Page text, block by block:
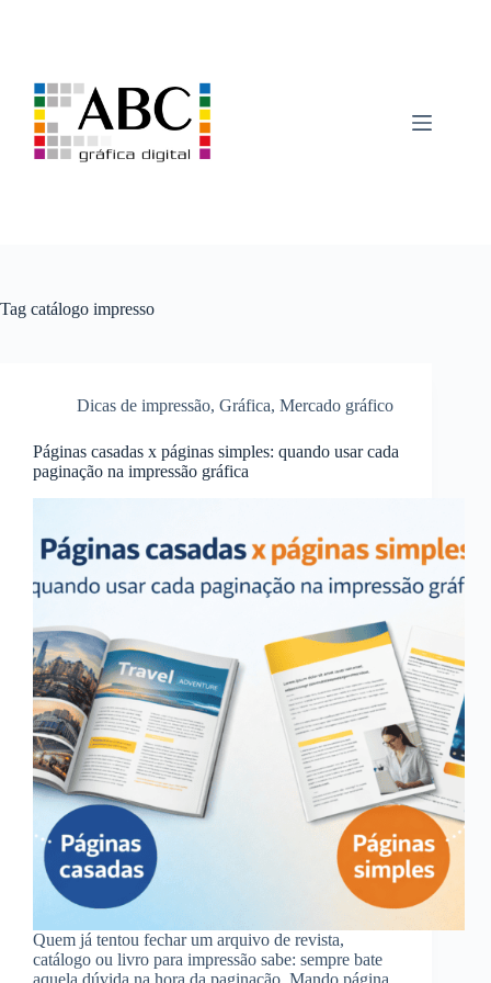
Tag catálogo impresso
Dicas de impressão, Gráfica, Mercado gráfico
Páginas casadas x páginas simples: quando usar cada
paginação na impressão gráfica
Quem já tentou fechar um arquivo de revista,
catálogo ou livro para impressão sabe: sempre bate
aquela dúvida na hora da paginação. Mando página